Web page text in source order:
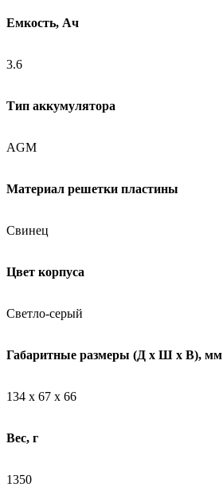
Емкость, Ач
3.6
Тип аккумулятора
AGM
Материал решетки пластины
Свинец
Цвет корпуса
Светло-серый
Габаритные размеры (Д х Ш х В), мм
134 х 67 х 66
Вес, г
1350